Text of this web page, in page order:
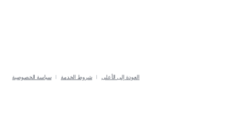
سياسة الخصوصية شروط الخدمة العودة إلى الأعلى